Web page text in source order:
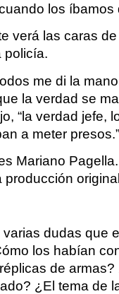
los íbamos
verá las caras
policía.
me di la
la verdad se
“la verdad jefe,
a meter presos.”
Mariano Pagella.
producción
varias dudas que
los habían
de
¿El tema de